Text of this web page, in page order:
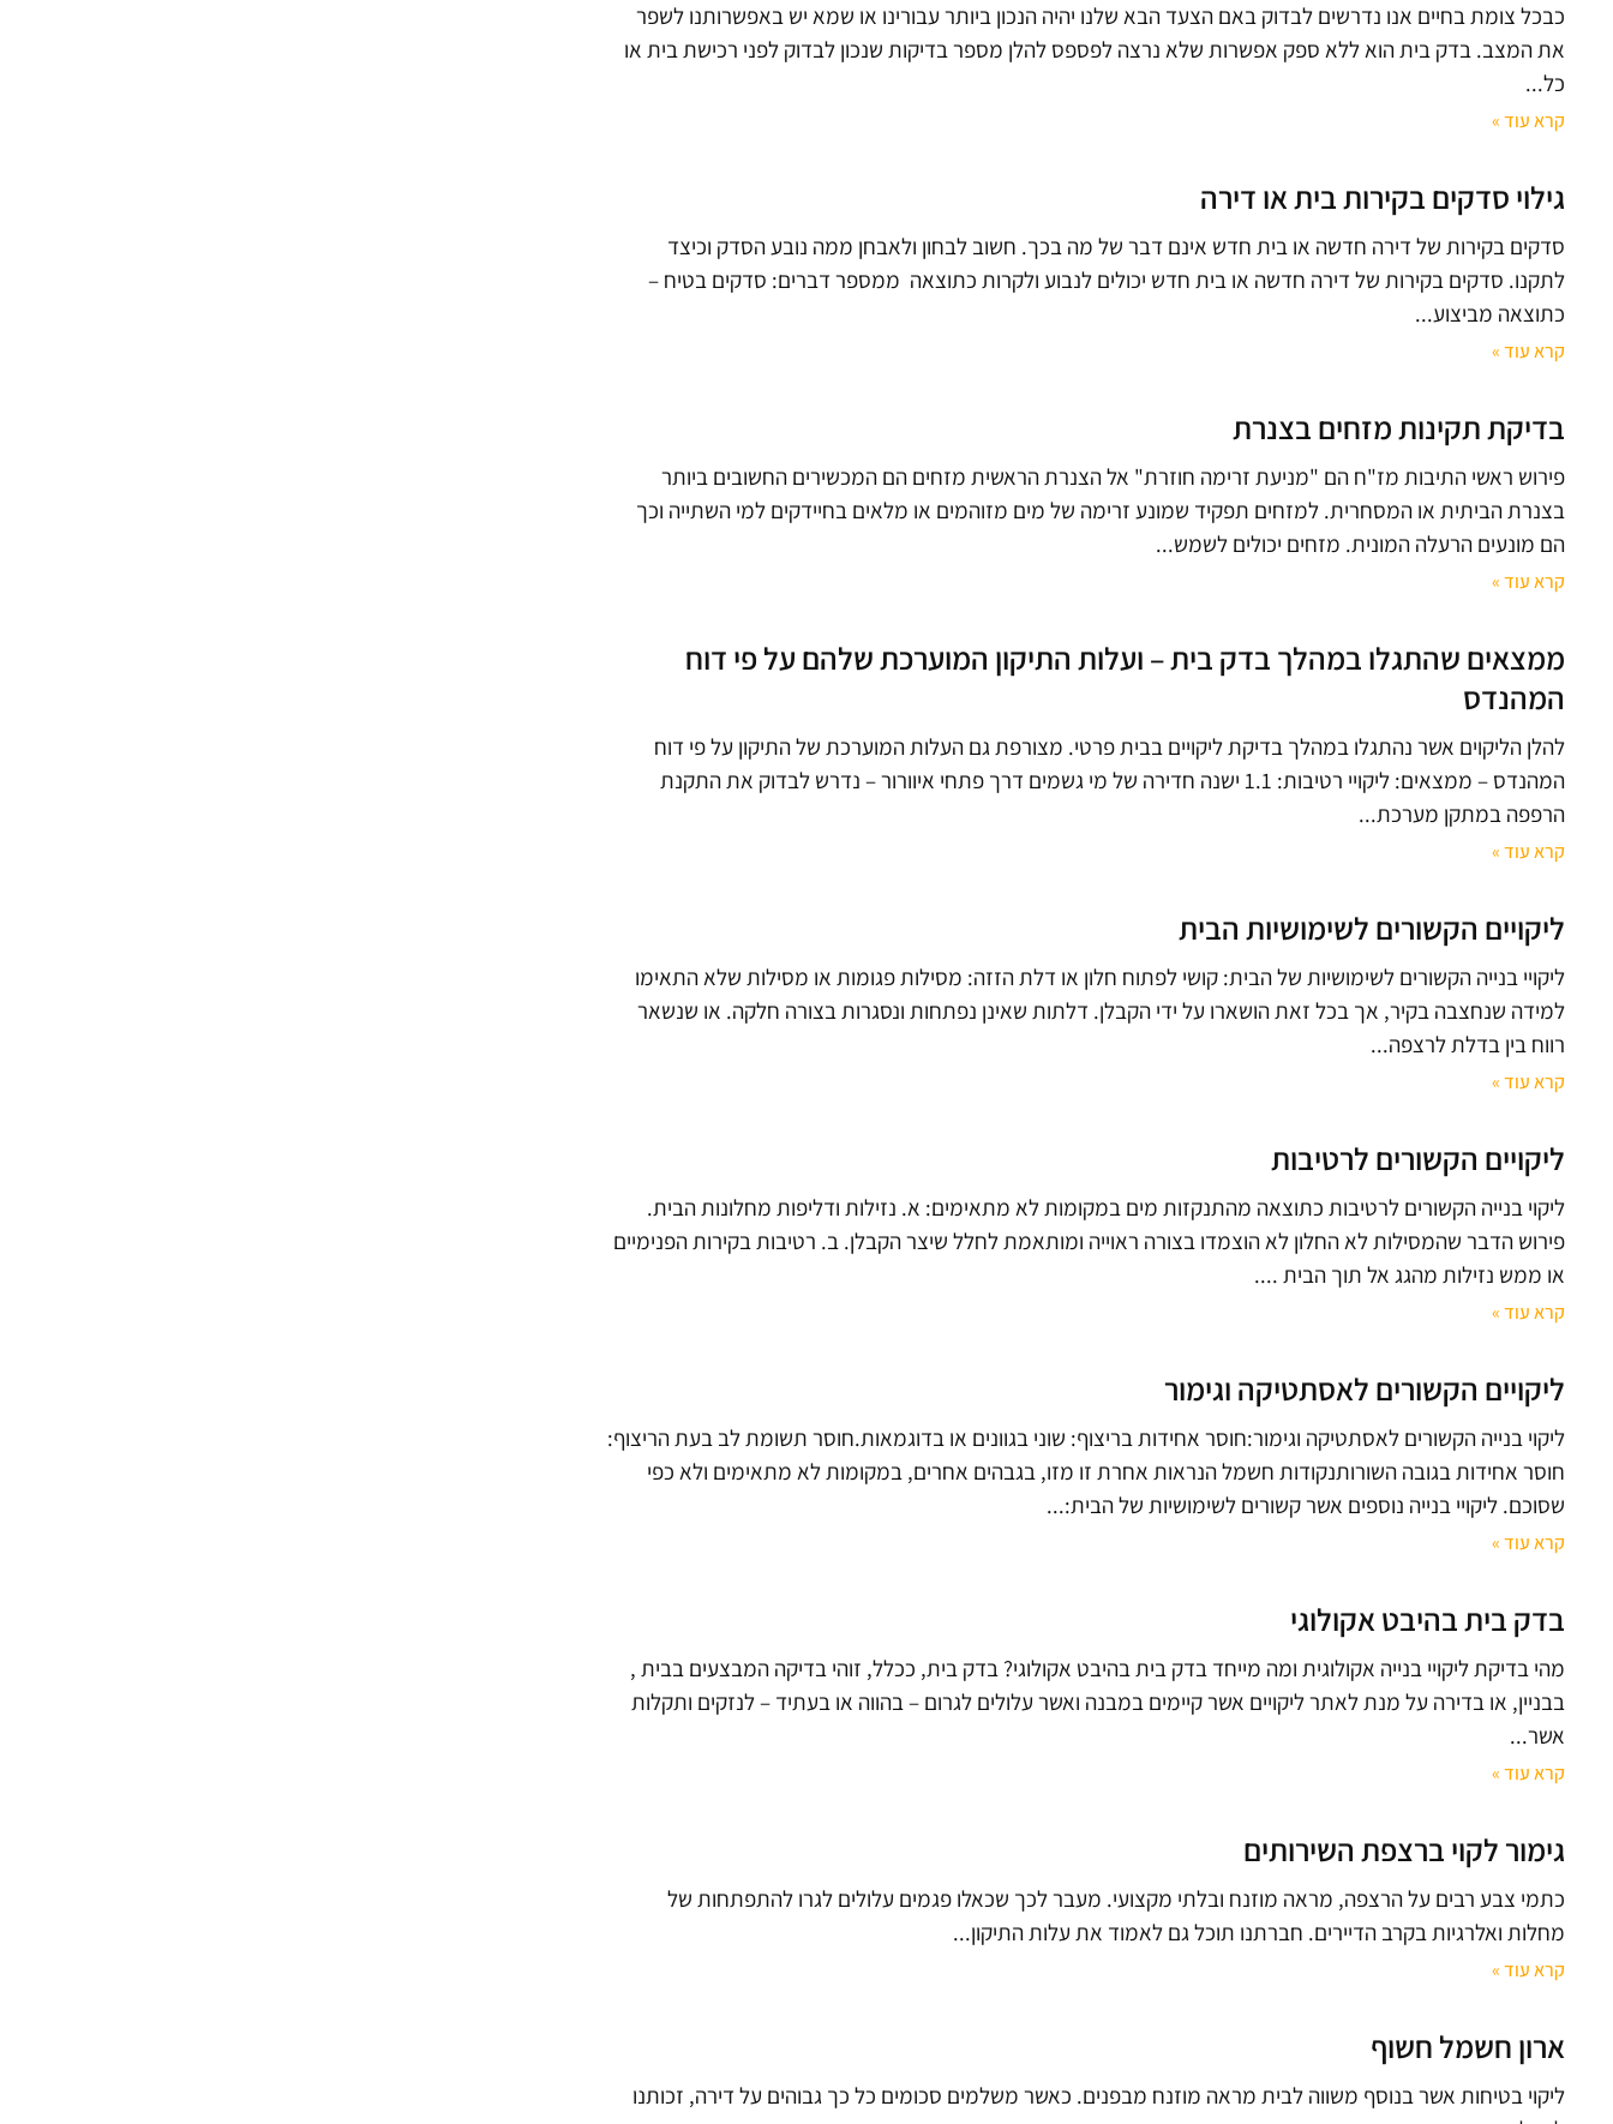
כבכל צומת בחיים אנו נדרשים לבדוק באם הצעד הבא שלנו יהיה הנכון ביותר עבורינו או שמא יש באפשרותנו לשפר
את המצב. בדק בית הוא ללא ספק אפשרות שלא נרצה לפספס להלן מספר בדיקות שנכון לבדוק לפני רכישת בית או
כל
קרא עוד »
גילוי סדקים בקירות בית או דירה
סדקים בקירות של דירה חדשה או בית חדש אינם דבר של מה בכך. חשוב לבחון ולאבחן ממה נובע הסדק וכיצד
לתקנו. סדקים בקירות של דירה חדשה או בית חדש יכולים לנבוע ולקרות כתוצאה ממספר דברים: סדקים בטיח –
כתוצאה מביצוע
קרא עוד »
בדיקת תקינות מזחים בצנרת
פירוש ראשי התיבות מז"ח הם "מניעת זרימה חוזרת" אל הצנרת הראשית מזחים הם המכשירים החשובים ביותר
בצנרת הביתית או המסחרית. למזחים תפקיד שמונע זרימה של מים מזוהמים או מלאים בחיידקים למי השתייה וכך
הם מונעים הרעלה המונית. מזחים יכולים לשמש
קרא עוד »
ממצאים שהתגלו במהלך בדק בית – ועלות התיקון המוערכת שלהם על פי דוח
המהנדס
להלן הליקוים אשר נהתגלו במהלך בדיקת ליקויים בבית פרטי. מצורפת גם העלות המוערכת של התיקון על פי דוח
המהנדס – ממצאים: ליקויי רטיבות: 1.1 ישנה חדירה של מי גשמים דרך פתחי איוורור – נדרש לבדוק את התקנת
הרפפה במתקן מערכת
קרא עוד »
ליקויים הקשורים לשימושיות הבית
ליקויי בנייה הקשורים לשימושיות של הבית: קושי לפתוח חלון או דלת הזזה: מסילות פגומות או מסילות שלא התאימו
למידה שנחצבה בקיר, אך בכל זאת הושארו על ידי הקבלן. דלתות שאינן נפתחות ונסגרות בצורה חלקה. או שנשאר
רווח בין בדלת לרצפה
קרא עוד »
ליקויים הקשורים לרטיבות
ליקוי בנייה הקשורים לרטיבות כתוצאה מהתנקזות מים במקומות לא מתאימים: א. נזילות ודליפות מחלונות הבית.
פירוש הדבר שהמסילות לא החלון לא הוצמדו בצורה ראוייה ומותאמת לחלל שיצר הקבלן. ב. רטיבות בקירות הפנימיים
או ממש נזילות מהגג אל תוך הבית .
קרא עוד »
ליקויים הקשורים לאסתטיקה וגימור
ליקוי בנייה הקשורים לאסתטיקה וגימור:חוסר אחידות בריצוף: שוני בגוונים או בדוגמאות.חוסר תשומת לב בעת הריצוף:
חוסר אחידות בגובה השורותנקודות חשמל הנראות אחרת זו מזו, בגבהים אחרים, במקומות לא מתאימים ולא כפי
שסוכם. ליקויי בנייה נוספים אשר קשורים לשימושיות של הבית:
קרא עוד »
בדק בית בהיבט אקולוגי
מהי בדיקת ליקויי בנייה אקולוגית ומה מייחד בדק בית בהיבט אקולוגי? בדק בית, ככלל, זוהי בדיקה המבצעים בבית ,
בבניין, או בדירה על מנת לאתר ליקויים אשר קיימים במבנה ואשר עלולים לגרום – בהווה או בעתיד – לנזקים ותקלות
אשר
קרא עוד »
גימור לקוי ברצפת השירותים
כתמי צבע רבים על הרצפה, מראה מוזנח ובלתי מקצועי. מעבר לכך שכאלו פגמים עלולים לגרו להתפתחות של
מחלות ואלרגיות בקרב הדיירים. חברתנו תוכל גם לאמוד את עלות התיקון
קרא עוד »
ארון חשמל חשוף
ליקוי בטיחות אשר בנוסף משווה לבית מראה מוזנח מבפנים. כאשר משלמים סכומים כל כך גבוהים על דירה, זכותנו